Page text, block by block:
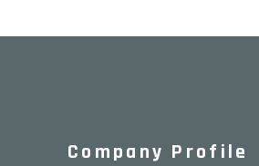
Company Profile